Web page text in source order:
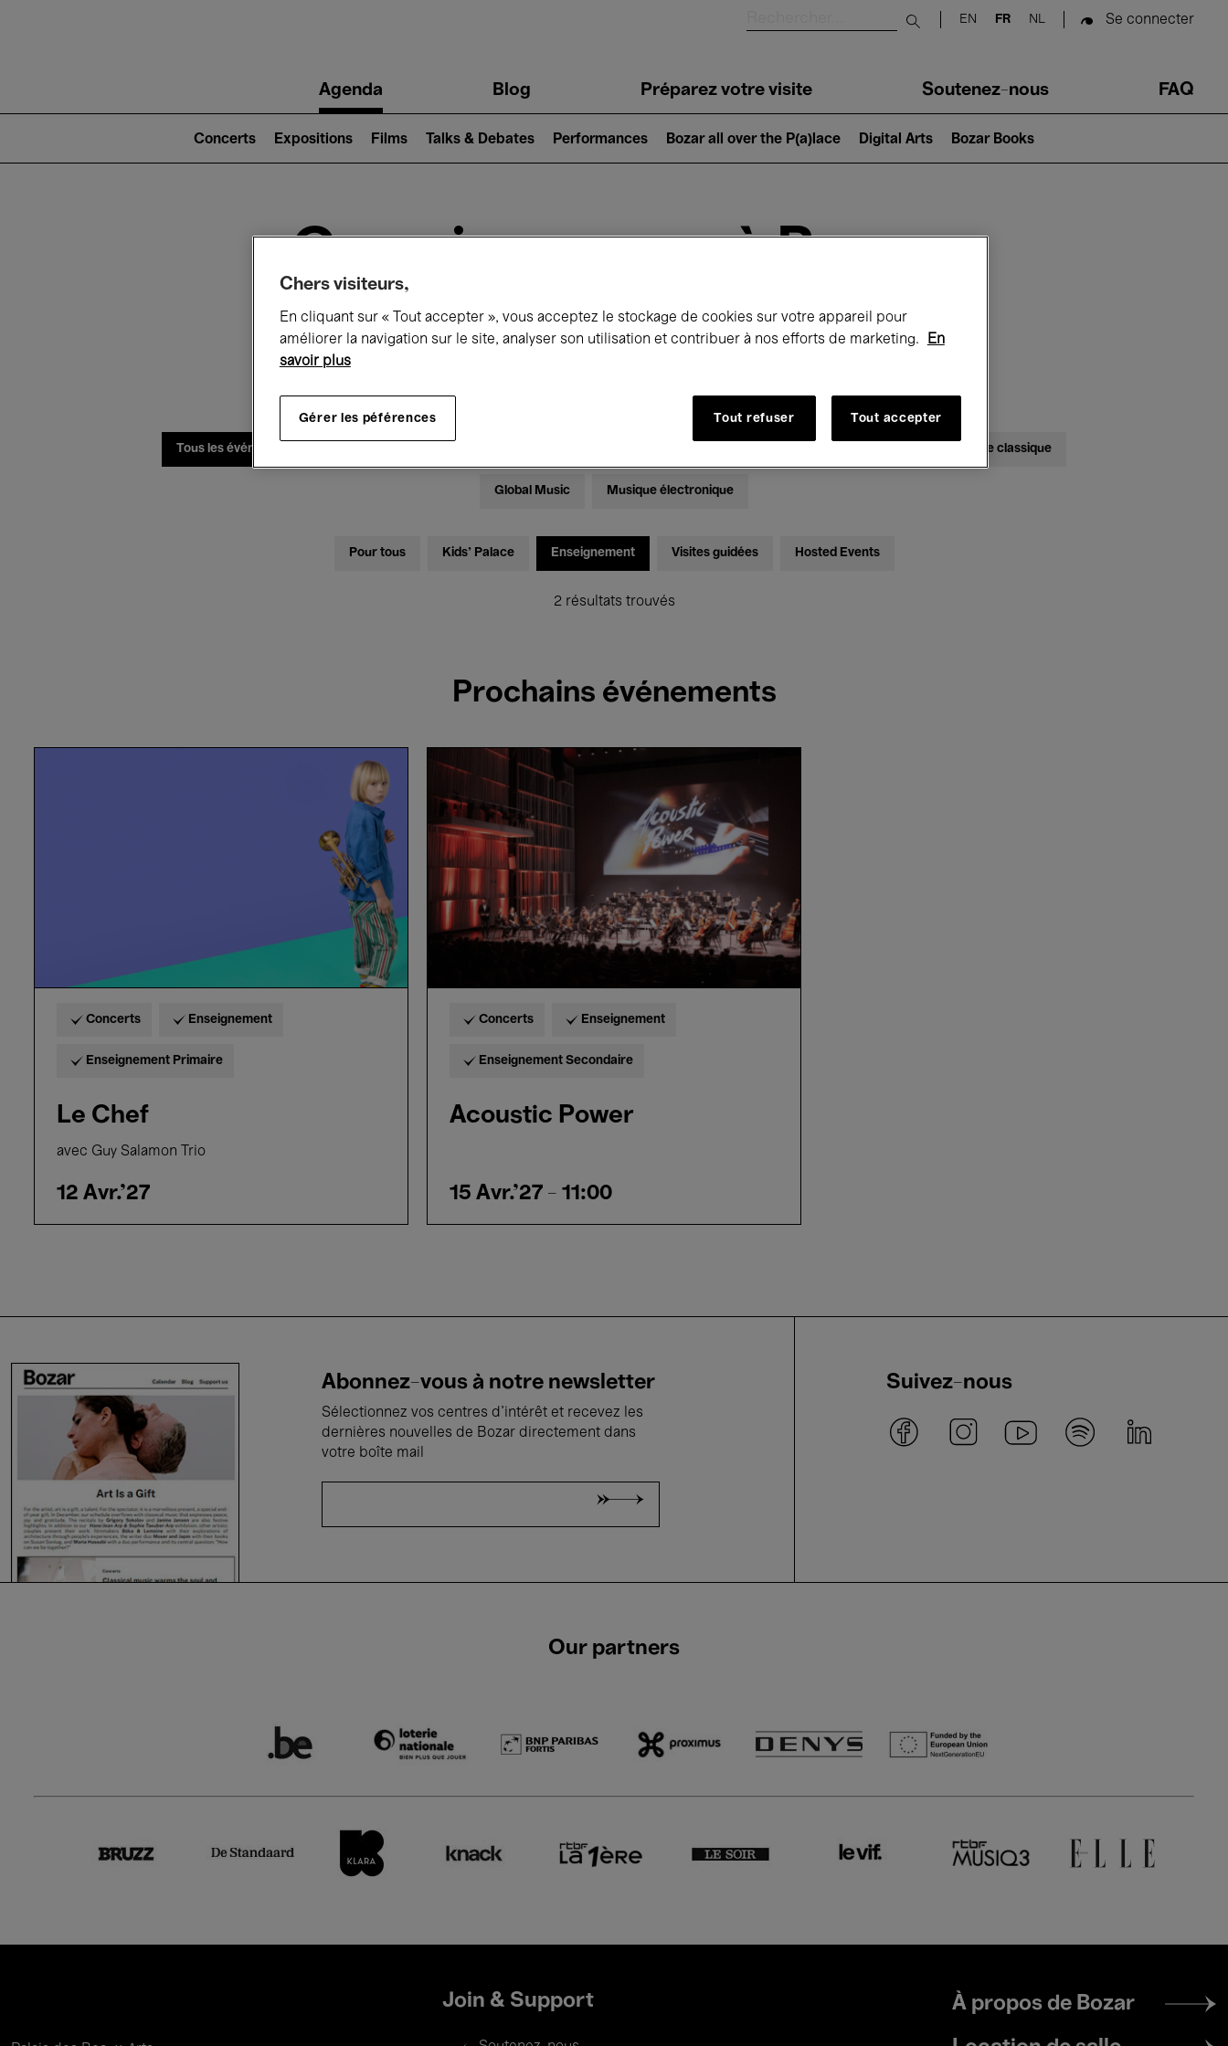
Submit search
EN FR NL Se connecter
navigationAgenda Blog Préparez votre visite Soutenez-nous FAQ
2)
Concerts Expositions Films Talks & Debates Performances Bozar all over the P(a)lace Digital Arts Bozar Books
Ce qui se passe à Bozar
Aujourd'hui Prochains 7 jours Avril
Jeudi 01 - Vendredi 30 Avril 2027
Tous les événements Musique classique
Global Music Musique électronique
Pour tous Kids’ Palace Enseignement Visites guidées Hosted Events
2 résultats trouvés
Prochains événements
Concerts Enseignement
Enseignement Primaire
Le Chef
avec Guy Salamon Trio
12 Avr.'27
Acoustic
Power
Concerts Enseignement
Enseignement Secondaire
Acoustic Power
15 Avr.'27 - 11:00
Abonnez-vous à notre newsletter
Sélectionnez vos centres d'intérêt et recevez les
dernières nouvelles de Bozar directement dans
votre boîte mail
Suivez-nous
Our partners
Join & Support
Footer
menu
À propos de Bozar
Chers visiteurs,
En cliquant sur « Tout accepter », vous acceptez le stockage de cookies sur votre appareil pour
améliorer la navigation sur le site, analyser son utilisation et contribuer à nos efforts de marketing.
En
savoir plus
Gérer les péférences Tout refuser Tout accepter